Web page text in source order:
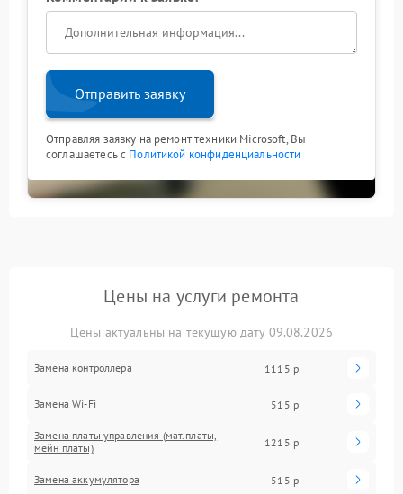
Отправить заявку
Отправляя заявку на ремонт техники Microsoft, Вы
соглашаетесь с Политикой конфиденциальности
Цены на услуги ремонта
Цены актуальны на текущую дату 09.08.2026
Замена контроллера 1115 р
Замена Wi-Fi 515 р
Замена платы управления (мат.платы,
мейн платы)
1215 р
Замена аккумулятора 515 р